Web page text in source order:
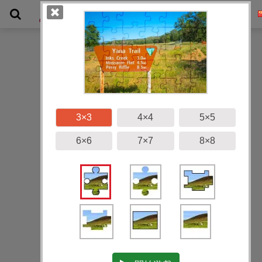
畫廊
3×3 4×4 5×5
6×6 7×7 8×8